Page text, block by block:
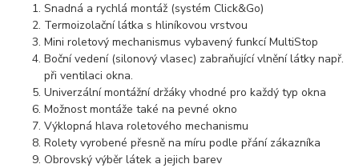
Snadná a rychlá montáž (systém Click&Go)
Termoizolační látka s hliníkovou vrstvou
Mini roletový mechanismus vybavený funkcí MultiStop
Boční vedení (silonový vlasec) zabraňující vlnění látky např.
při ventilaci okna.
Univerzální montážní držáky vhodné pro každý typ okna
Možnost montáže také na pevné okno
Výklopná hlava roletového mechanismu
Rolety vyrobené přesně na míru podle přání zákazníka
Obrovský výběr látek a jejich barev